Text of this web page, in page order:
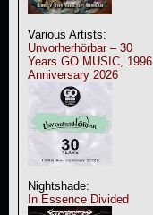
Various Artists:
Unvorherhörbar – 30
Years GO MUSIC, 1996
Anniversary 2026
Nightshade:
In Essence Divided